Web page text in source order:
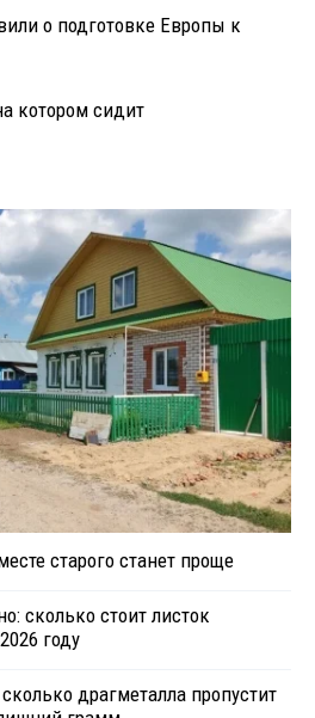
о подготовке Европы к
котором сидит
старого станет проще
сколько стоит листок
году
драгметалла пропустит